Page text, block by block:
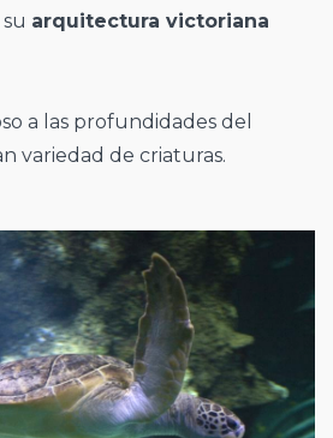
arquitectura victoriana
a las profundidades del
variedad de criaturas.